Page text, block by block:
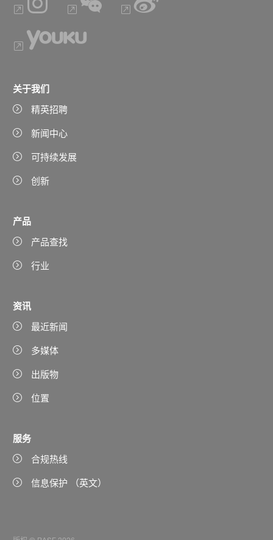
关于我们
精英招聘
新闻中心
可持续发展
创新
产品
产品查找
行业
资讯
最近新闻
多媒体
出版物
位置
服务
合规热线
信息保护 （英文）